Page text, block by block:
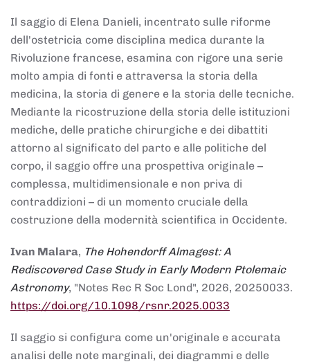
Il saggio di Elena Danieli, incentrato sulle riforme
dell'ostetricia come disciplina medica durante la
Rivoluzione francese, esamina con rigore una serie
molto ampia di fonti e attraversa la storia della
medicina, la storia di genere e la storia delle tecniche.
Mediante la ricostruzione della storia delle istituzioni
mediche, delle pratiche chirurgiche e dei dibattiti
attorno al significato del parto e alle politiche del
corpo, il saggio offre una prospettiva originale –
complessa, multidimensionale e non priva di
contraddizioni – di un momento cruciale della
costruzione della modernità scientifica in Occidente.
Ivan Malara, The Hohendorff Almagest: A
Rediscovered Case Study in Early Modern Ptolemaic
Astronomy, "Notes Rec R Soc Lond", 2026, 20250033.
https://doi.org/10.1098/rsnr.2025.0033
Il saggio si configura come un'originale e accurata
analisi delle note marginali, dei diagrammi e delle